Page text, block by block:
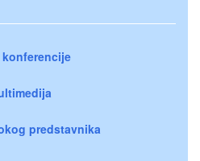
konferencije
predstavnika